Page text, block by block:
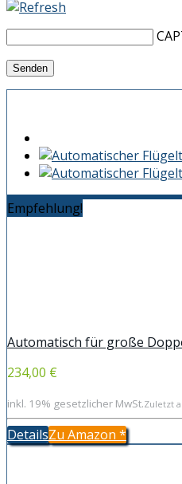
Empfehlung!
Automatisch für große
234,00 €
inkl. 19% gesetzlicher MwSt.Zuletzt
DetailsZu Amazon *